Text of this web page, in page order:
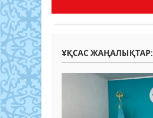
ҰҚСАС ЖАҢАЛЫҚТАР: